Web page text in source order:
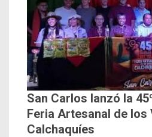
San Carlos lanzó la
Feria Artesanal de los
Calchaquíes